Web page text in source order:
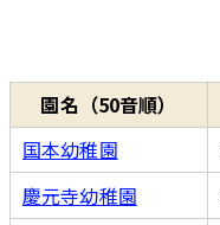
園名（50音順）
国本幼稚園
慶元寺幼稚園